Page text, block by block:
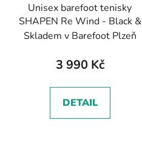
Unisex barefoot tenisky
SHAPEN Re Wind - Black &
White/černobílá
Skladem v Barefoot Plzeň
3 990 Kč
DETAIL